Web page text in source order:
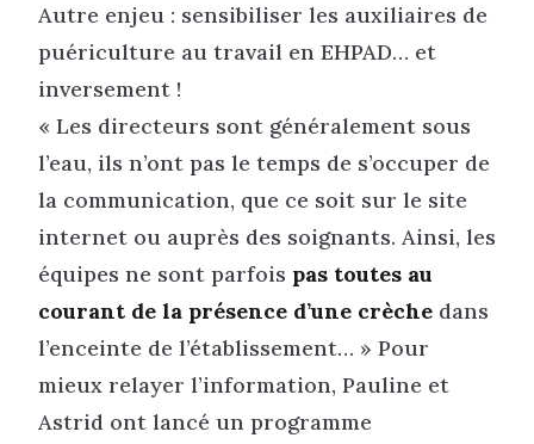
Autre enjeu : sensibiliser les auxiliaires de
puériculture au travail en EHPAD… et
inversement !
« Les directeurs sont généralement sous
l’eau, ils n’ont pas le temps de s’occuper de
la communication, que ce soit sur le site
internet ou auprès des soignants. Ainsi, les
équipes ne sont parfois pas toutes au
courant de la présence d’une crèche dans
l’enceinte de l’établissement… » Pour
mieux relayer l’information, Pauline et
Astrid ont lancé un programme